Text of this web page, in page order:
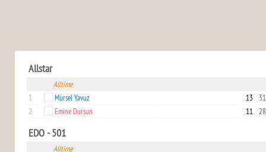
Allstar
Alltime
1
Mürsel Yavuz 13
2
Emine Dursun 11
EDO - 501
Alltime